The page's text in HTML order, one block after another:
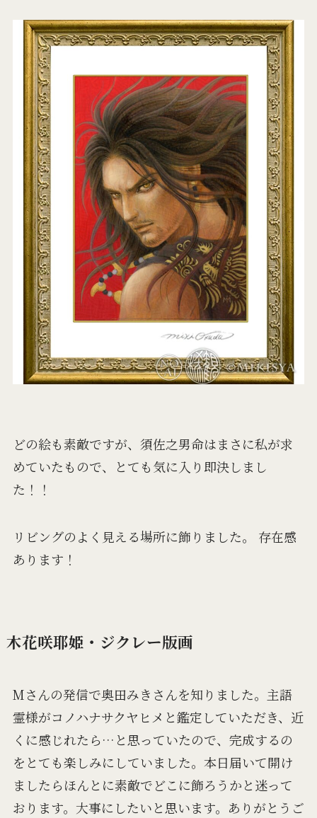
どの絵も素敵ですが、須佐之男命はまさに私が求
めていたもので、とても気に入り即決しまし
た！！
リビングのよく見える場所に飾りました。 存在感
あります！
木花咲耶姫・ジクレー版画
Mさんの発信で奥田みきさんを知りました。主語
霊様がコノハナサクヤヒメと鑑定していただき、近
くに感じれたら…と思っていたので、完成するの
をとても楽しみにしていました。本日届いて開け
ましたらほんとに素敵でどこに飾ろうかと迷って
おります。大事にしたいと思います。ありがとうご